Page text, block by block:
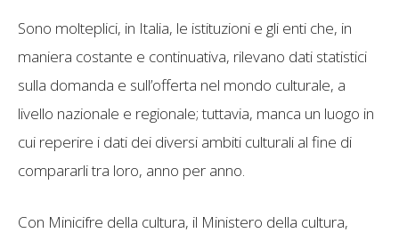
Sono molteplici, in Italia, le istituzioni e gli enti che, in
maniera costante e continuativa, rilevano dati statistici
sulla domanda e sull’offerta nel mondo culturale, a
livello nazionale e regionale; tuttavia, manca un luogo in
cui reperire i dati dei diversi ambiti culturali al fine di
compararli tra loro, anno per anno.
Con Minicifre della cultura, il Ministero della cultura,